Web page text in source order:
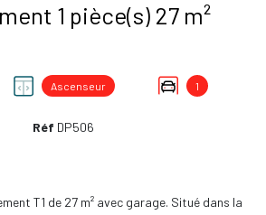
Appartement 1 pièce(s) 27 m²
Ascenseur 1
Réf DP506
T1 de 27 m² avec garage. Situé dans la